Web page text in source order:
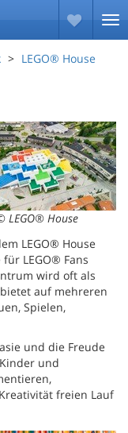
LEGO® House
LEGO® House
LEGO® House
LEGO® Fans
wird oft als
auf mehreren
Spielen,
und die Freude
und
freien Lauf